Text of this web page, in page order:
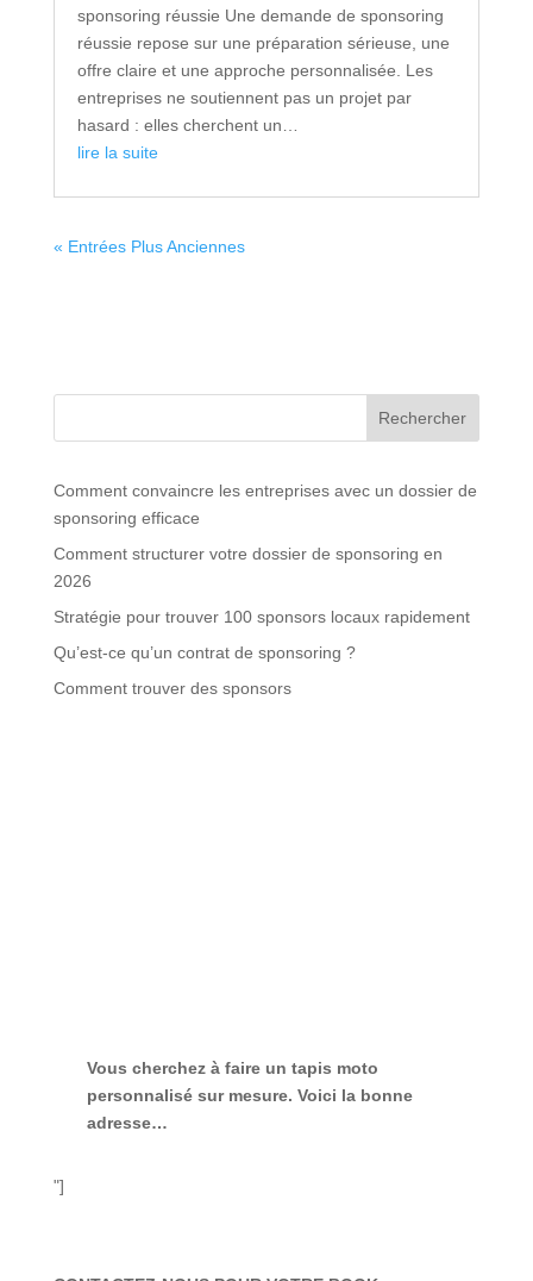
sponsoring réussie Une demande de sponsoring
réussie repose sur une préparation sérieuse, une
offre claire et une approche personnalisée. Les
entreprises ne soutiennent pas un projet par
hasard : elles cherchent un…
lire la suite
« Entrées Plus Anciennes
Rechercher
Comment convaincre les entreprises avec un dossier de
sponsoring efficace
Comment structurer votre dossier de sponsoring en
2026
Stratégie pour trouver 100 sponsors locaux rapidement
Qu’est-ce qu’un contrat de sponsoring ?
Comment trouver des sponsors
Vous cherchez à faire un tapis moto
personnalisé sur mesure. Voici la bonne
adresse…
"]